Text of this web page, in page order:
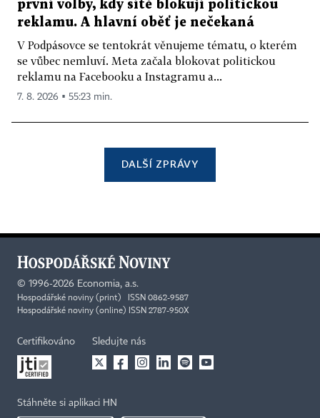
první volby, kdy sítě blokují politickou
reklamu. A hlavní oběť je nečekaná
V Podpásovce se tentokrát věnujeme tématu, o kterém
se vůbec nemluví. Meta začala blokovat politickou
reklamu na Facebooku a Instagramu a...
7. 8. 2026 ▪ 55:23 min.
DALŠÍ ZPRÁVY
© 1996-2026 Economia, a.s.
Hospodářské noviny (print) ISSN 0862-9587
Hospodářské noviny (online) ISSN 2787-950X
Certifikováno Sledujte nás
Stáhněte si aplikaci HN